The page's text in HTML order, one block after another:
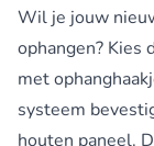
Wil je jouw
ophangen? Kies
met
systeem
houten paneel.